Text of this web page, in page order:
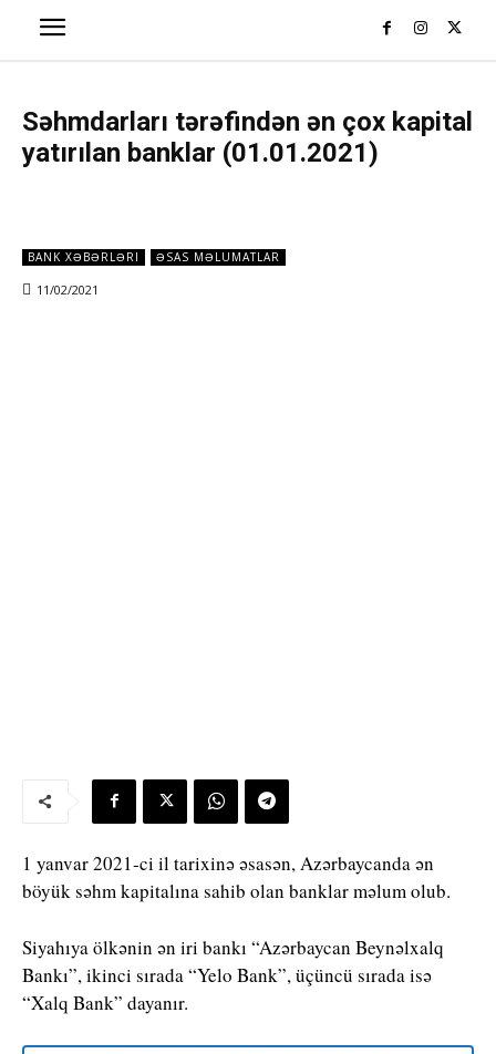
Səhmdarları tərəfindən ən çox kapital
yatırılan banklar (01.01.2021)
BANK XƏBƏRLƏRI ƏSAS MƏLUMATLAR
11/02/2021
1 yanvar 2021-ci il tarixinə əsasən, Azərbaycanda ən
böyük səhm kapitalına sahib olan banklar məlum olub.
Siyahıya ölkənin ən iri bankı “Azərbaycan Beynəlxalq
Bankı”, ikinci sırada “Yelo Bank”, üçüncü sırada isə
“Xalq Bank” dayanır.